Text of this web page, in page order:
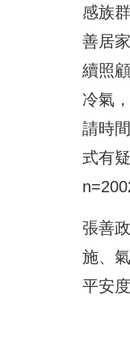
感族
善居
續照
冷氣
請時
式有
張善
施、
平安